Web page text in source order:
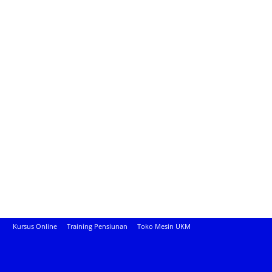
Kursus Online Training Pensiunan Toko Mesin UKM